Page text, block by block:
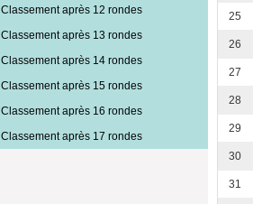
Classement après 12 rondes
Classement après 13 rondes
Classement après 14 rondes
Classement après 15 rondes
Classement après 16 rondes
Classement après 17 rondes
25
26
27
28
29
30
31